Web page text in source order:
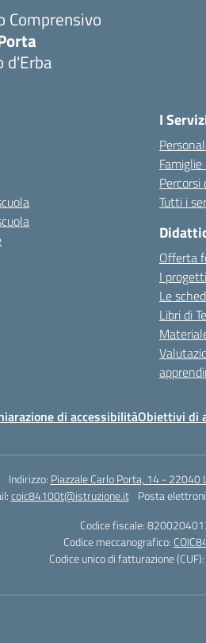
Comprensivo
d'Erba
I
Percorsi
Tutti i
Offerta
I
Le
Libri di
di accessibilitàObiettivi di
Indirizzo: Piazzale Carlo Porta, 14 - 22040
coic84100t@istruzione.it Posta
Codice fiscale:
Codice meccanografico:
Codice unico di fatturazione